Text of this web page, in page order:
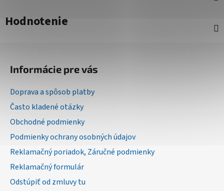
Hodnotenie
Informácie pre vás
Doprava a spôsob platby
Často kladené otázky
Obchodné podmienky
Podmienky ochrany osobných údajov
Reklamačný poriadok, Záručné podmienky
Reklamačný formulár
Odstúpiť od zmluvy tu